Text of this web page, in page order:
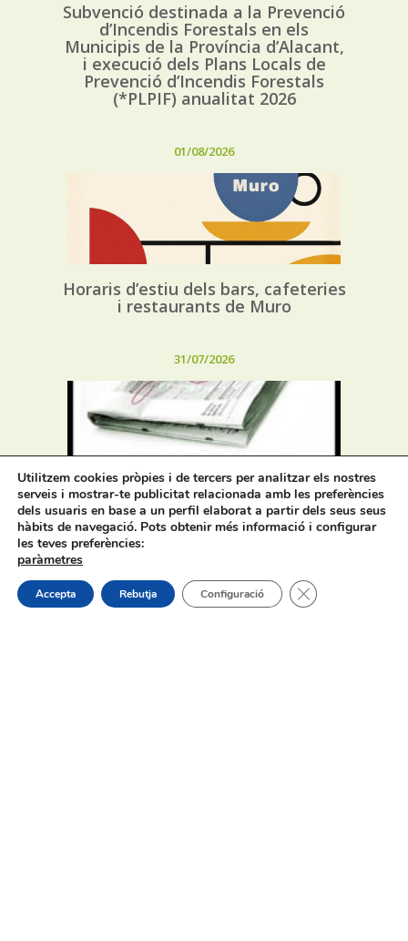
Subvenció destinada a la Prevenció
d’Incendis Forestals en els
Municipis de la Província d’Alacant,
i execució dels Plans Locals de
Prevenció d’Incendis Forestals
(*PLPIF) anualitat 2026
01/08/2026
Horaris d’estiu dels bars, cafeteries
i restaurants de Muro
31/07/2026
Oferta de Treball: SAD, SERVICI
D’AJUDA A DOMICILI
Utilitzem cookies pròpies i de tercers per analitzar els nostres
serveis i mostrar-te publicitat relacionada amb les preferències
dels usuaris en base a un perfil elaborat a partir dels seus seus
hàbits de navegació. Pots obtenir més informació i configurar
les teves preferències:
paràmetres
Accepta Rebutja Configuració Tanca el bàner de